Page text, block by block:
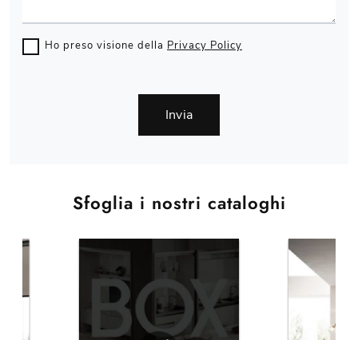
Sfoglia i nostri cataloghi
Ho preso visione della Privacy Policy
Invia